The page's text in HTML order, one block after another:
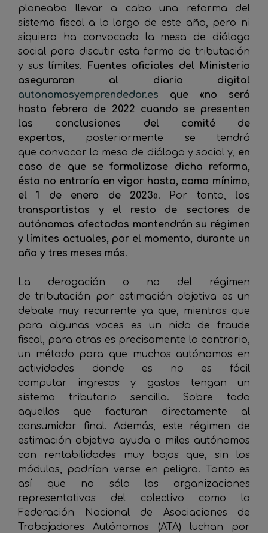
planeaba llevar a cabo una reforma del
sistema fiscal a lo largo de este año, pero ni
siquiera ha convocado la mesa de diálogo
social para discutir esta forma de tributación
y sus límites. Fuentes oficiales del Ministerio
aseguraron al diario digital
autonomosyemprendedor.es que «no será
hasta febrero de 2022 cuando se presenten
las conclusiones del comité de
expertos, posteriormente se tendrá
que convocar la mesa de diálogo y social y, en
caso de que se formalizase dicha reforma,
ésta no entraría en vigor hasta, como mínimo,
el 1 de enero de 2023«. Por tanto, los
transportistas y el resto de sectores de
autónomos afectados mantendrán su régimen
y límites actuales, por el momento, durante un
año y tres meses más.
La derogación o no del régimen
de tributación por estimación objetiva es un
debate muy recurrente ya que, mientras que
para algunas voces es un nido de fraude
fiscal, para otras es precisamente lo contrario,
un método para que muchos autónomos en
actividades donde es no es fácil
computar ingresos y gastos tengan un
sistema tributario sencillo. Sobre todo
aquellos que facturan directamente al
consumidor final. Además, este régimen de
estimación objetiva ayuda a miles autónomos
con rentabilidades muy bajas que, sin los
módulos, podrían verse en peligro. Tanto es
así que no sólo las organizaciones
representativas del colectivo como la
Federación Nacional de Asociaciones de
Trabajadores Autónomos (ATA) luchan por